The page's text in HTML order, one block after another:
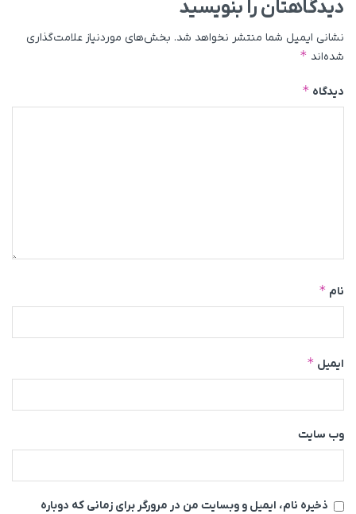
دیدگاهتان را بنویسید
نشانی ایمیل شما منتشر نخواهد شد. بخش‌های موردنیاز علامت‌گذاری
شده‌اند *
دیدگاه *
نام *
ایمیل *
وب‌ سایت
ذخیره نام، ایمیل و وبسایت من در مرورگر برای زمانی که دوباره